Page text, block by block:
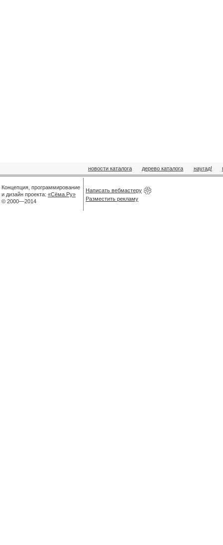
новости каталога дерево каталога наугад!
Концепция, программирование
и дизайн проекта: «Сёма.Ру»
© 2000—2014
Написать вебмастеру
Разместить рекламу